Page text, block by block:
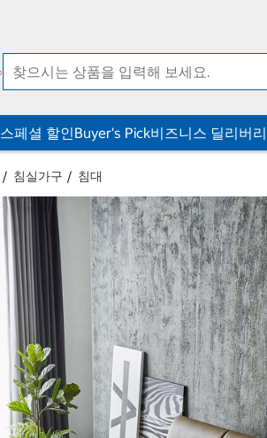
스페셜 할인Buyer's Pick비즈니스 딜리버리
침실가구 침대